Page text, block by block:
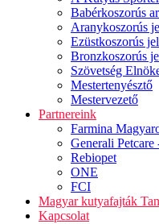
Babérkoszorús
Aranykoszorús
Ezüstkoszorús
Bronzkoszorús
Szövetség
Mestertenyésztő
Mestervezető
Partnereink
Farmina
Generali
Rebiopet
ONE
FCI
Magyar kutyafajták
Kapcsolat